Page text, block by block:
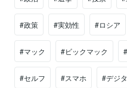
#政策 #実効性 #ロシア
#マック #ビックマック
#セルフ #スマホ #デジ